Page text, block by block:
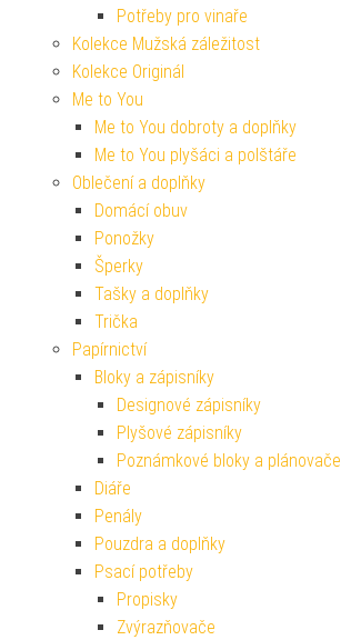
Potřeby pro vinaře
Kolekce Mužská záležitost
Kolekce Originál
Me to You
Me to You dobroty a doplňky
Me to You plyšáci a polštáře
Oblečení a doplňky
Domácí obuv
Ponožky
Šperky
Tašky a doplňky
Trička
Papírnictví
Bloky a zápisníky
Designové zápisníky
Plyšové zápisníky
Poznámkové bloky a plánovače
Diáře
Penály
Pouzdra a doplňky
Psací potřeby
Propisky
Zvýrazňovače